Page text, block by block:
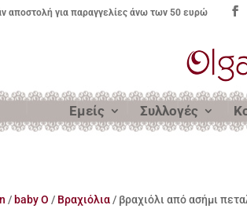
αποστολή για παραγγελίες άνω των 50 ευρώ
Εμείς Συλλογές
/ baby O / Βραχιόλια / βραχιόλι από ασήμι